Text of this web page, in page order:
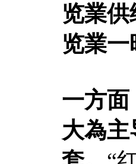
览業
览業
一方
大為